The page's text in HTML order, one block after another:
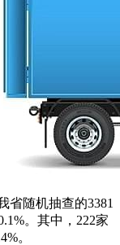
省随机抽查的3381
。其中，222家
。